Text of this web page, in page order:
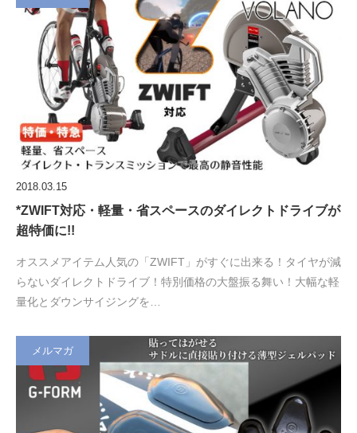
2018.03.15
*ZWIFT対応・軽量・省スペースのダイレクトドライブが
超特価に!!
オススメアイテム人気の「ZWIFT」がすぐに出来る！タイヤが減
らないダイレクトドライブ！特別価格の大盤振る舞い！大幅な軽
量化とダウンサイジングを…
メルマガ